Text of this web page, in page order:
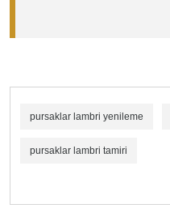
pursaklar lambri yenileme
pursaklar lambri tamiri